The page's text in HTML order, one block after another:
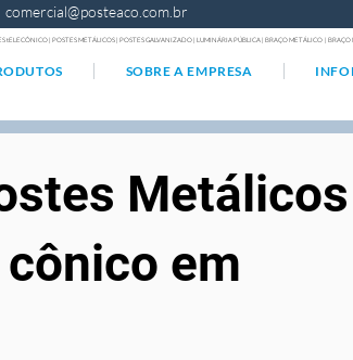
comercial@posteaco.com.br
tELECÔNICO | POSTES METÁLICOS | POSTES GALVANIZADO | LUMINÁRIA PÚBLICA | BRAÇO METÁLICO |
SOBRE A EMPRESA
Metálicos
em